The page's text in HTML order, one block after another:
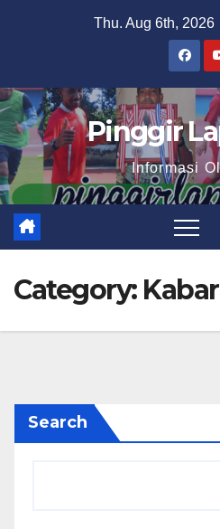
Thu. Aug 6th, 2026
Pinggir
Informasi
Category:
Search